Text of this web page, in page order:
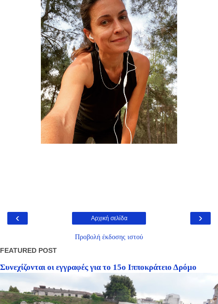
‹ ›
Αρχική σελίδα
Προβολή έκδοσης ιστού
FEATURED POST
Συνεχίζονται οι εγγραφές για το 15ο Ιπποκράτειο Δρόμο